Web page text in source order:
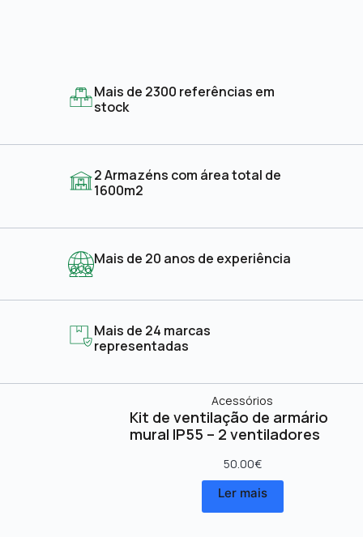
Mais de 2300 referências em
stock
2 Armazéns com área total de
1600m2
Mais de 20 anos de experiência
Mais de 24 marcas
representadas
Acessórios
Kit de ventilação de armário
mural IP55 – 2 ventiladores
50.00€
Ler mais